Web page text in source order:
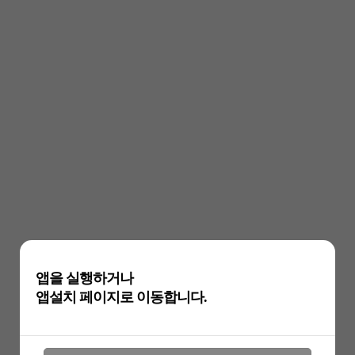
앱을 실행하거나
앱설치 페이지로 이동합니다.